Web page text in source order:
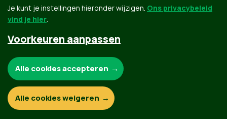
Groen.be
© Copyright Groen 2026 | Gemaakt met NationBuilder
Contact Privacybeleid
Je kunt je instellingen hieronder wijzigen. Ons privacybeleid
vind je hier.
Voorkeuren aanpassen
Functionele en analytische cookies:
Alle cookies accepteren
Alle cookies weigeren